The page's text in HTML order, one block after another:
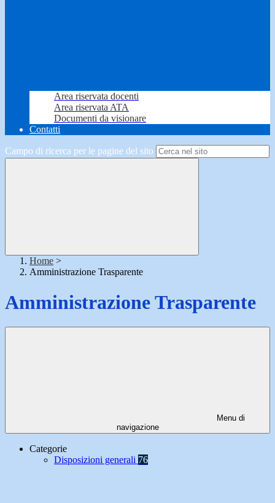
Area riservata docenti
Area riservata ATA
Documenti da visionare
Contatti
Campo di ricerca per le pagine del sito
Home >
Amministrazione Trasparente
Amministrazione Trasparente
Menu di
navigazione
Categorie
Disposizioni generali 76